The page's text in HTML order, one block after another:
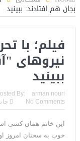
بجان هم افتادند: ببینید
فیلم؛ با
نیروهای
ببینید
By: arman nouri
No Comments
این خانم همان کسی
خوب به سخنان امروز